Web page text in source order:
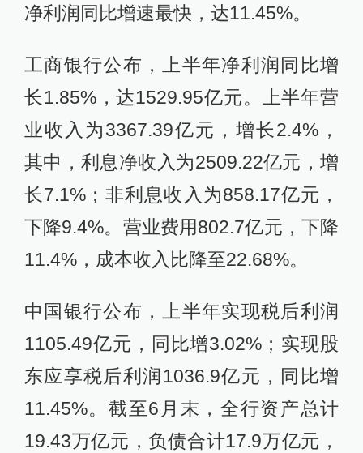
净利润同比增速最快，达11.45%。
工商银行公布，上半年净利润同比增
长1.85%，达1529.95亿元。上半年营
业收入为3367.39亿元，增长2.4%，
其中，利息净收入为2509.22亿元，增
长7.1%；非利息收入为858.17亿元，
下降9.4%。营业费用802.7亿元，下降
11.4%，成本收入比降至22.68%。
中国银行公布，上半年实现税后利润
1105.49亿元，同比增3.02%；实现股
东应享税后利润1036.9亿元，同比增
11.45%。截至6月末，全行资产总计
19.43万亿元，负债合计17.9万亿元，